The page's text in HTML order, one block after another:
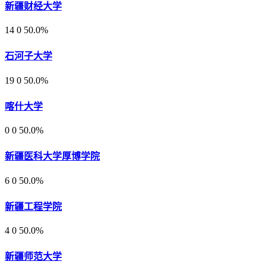
新疆财经大学
14 0 50.0%
石河子大学
19 0 50.0%
喀什大学
0 0 50.0%
新疆医科大学厚博学院
6 0 50.0%
新疆工程学院
4 0 50.0%
新疆师范大学